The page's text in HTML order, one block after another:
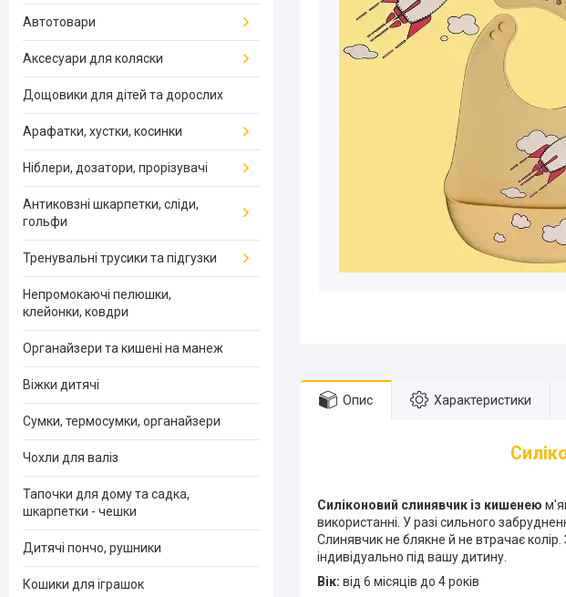
Опис Характеристики
Силіконовий слинявчик із кишенею
використанні. У разі сильного
Слинявчик не блякне й не втрачає
індивідуально під вашу дитину.
Вік: від 6 місяців до 4 років
Автотовари
Аксесуари для коляски
Дощовики для дітей та дорослих
Арафатки, хустки, косинки
Ніблери, дозатори, прорізувачі
Антиковзні шкарпетки, сліди,
гольфи
Тренувальні трусики та підгузки
Непромокаючі пелюшки,
клейонки, ковдри
Органайзери та кишені на манеж
Віжки дитячі
Сумки, термосумки, органайзери
Чохли для валіз
Тапочки для дому та садка,
шкарпетки - чешки
Дитячі пончо, рушники
Кошики для іграшок